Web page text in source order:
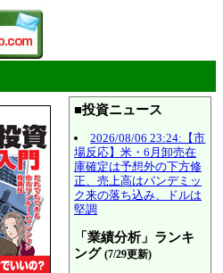
■投資ニュース
2026/08/06 23:24:【市
場反応】米・6月卸売在
庫確定は予想外の下方修
正、売上高はパンデミッ
ク来の落ち込み、ドルは
堅調
「業績分析」ランキ
ング (7/29更新)